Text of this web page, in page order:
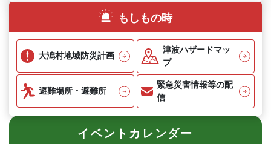
もしもの時
大潟村地域防災計画
津波ハザードマッ
プ
避難場所・避難所
緊急災害情報等の配
信
イベントカレンダー